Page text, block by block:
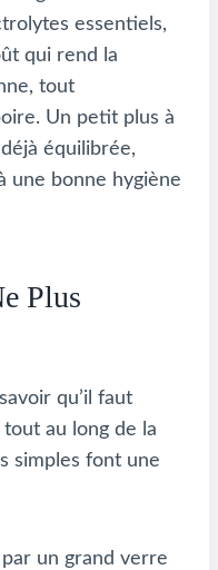
essentiels,
qui rend la
tout
Un petit plus à
équilibrée,
une bonne hygiène
Plus
qu’il faut
tout au long de la
simples font une
par un grand verre